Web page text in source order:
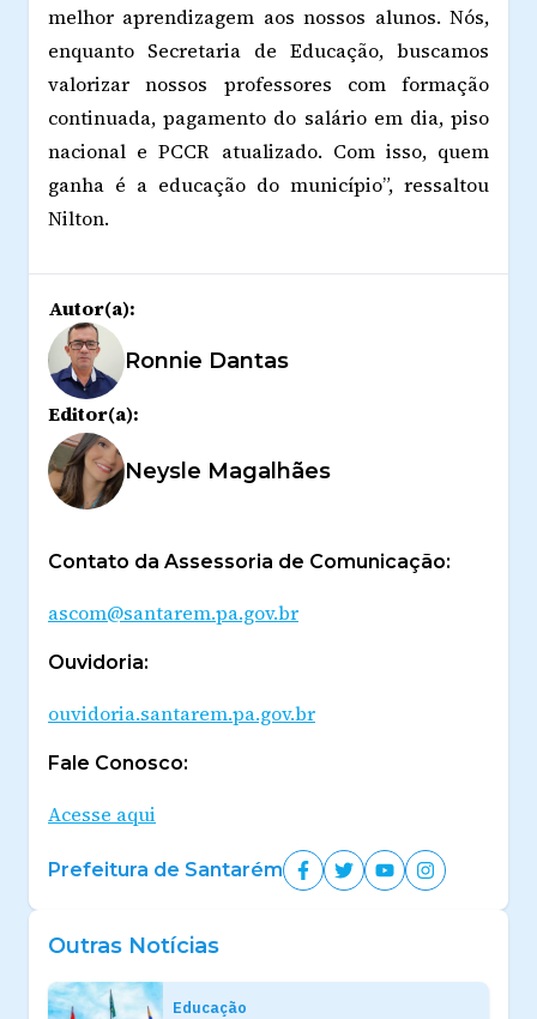
melhor aprendizagem aos nossos alunos. Nós,
enquanto Secretaria de Educação, buscamos
valorizar nossos professores com formação
continuada, pagamento do salário em dia, piso
nacional e PCCR atualizado. Com isso, quem
ganha é a educação do município”, ressaltou
Nilton.
Autor(a):
Ronnie Dantas
Editor(a):
Neysle Magalhães
Contato da Assessoria de Comunicação:
ascom@santarem.pa.gov.br
Ouvidoria:
ouvidoria.santarem.pa.gov.br
Fale Conosco:
Acesse aqui
Prefeitura de Santarém
Outras Notícias
Educação